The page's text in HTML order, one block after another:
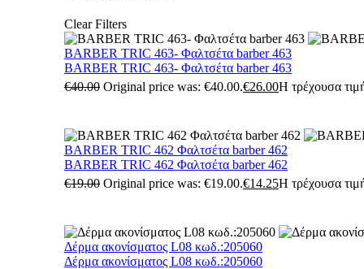
Clear Filters
BARBER TRIC 463- Φαλτσέτα barber 463
BARBER TRIC 463- Φαλτσέτα barber 463
€40.00 Original price was: €40.00.€26.00Η τρέχουσα
BARBER TRIC 462 Φαλτσέτα barber 462
BARBER TRIC 462 Φαλτσέτα barber 462
€19.00 Original price was: €19.00.€14.25Η τρέχουσα
Δέρμα ακονίσματος L08 κωδ.:205060
Δέρμα ακονίσματος L08 κωδ.:205060